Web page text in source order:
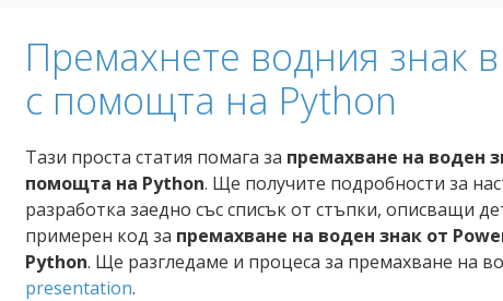
Премахнете водния знак
с помощта на Python
Тази проста статия помага за премахване на воден
помощта на Python. Ще получите подробности за
разработка заедно със списък от стъпки, описващи
примерен код за премахване на воден знак от
Python. Ще разгледаме и процеса за премахване на
presentation.